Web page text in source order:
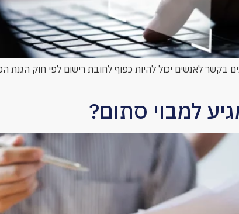
בקשר לאנשים יכול להיות כפוף לחובת רישום לפי חוק הגנת
למבוי סתום?